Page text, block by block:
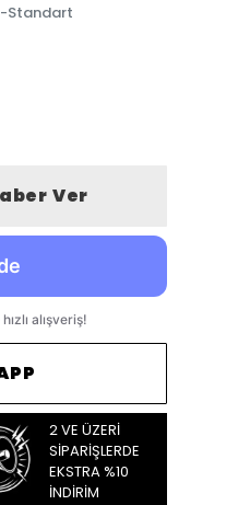
Standart
Ver
2 VE ÜZERİ
SİPARİŞLERDE
EKSTRA %10
İNDİRİM